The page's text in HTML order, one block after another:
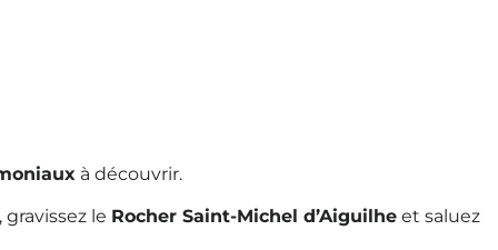
à découvrir.
, gravissez le Rocher Saint-Michel d’Aiguilhe et saluez